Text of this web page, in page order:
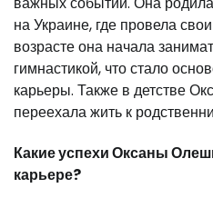
на Украине, где провела
возрасте она начала
гимнастикой, что стало
карьеры. Также в детстве
переехала жить к
Какие успехи Оксаны
карьере?